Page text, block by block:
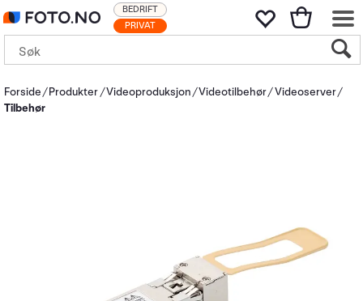
PRIVAT
BEDRIFT
Forside Produkter Videoproduksjon Videotilbehør Videoserver
Tilbehør